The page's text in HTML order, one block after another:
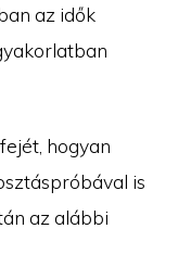
az idők
hogyan
is
az alábbi